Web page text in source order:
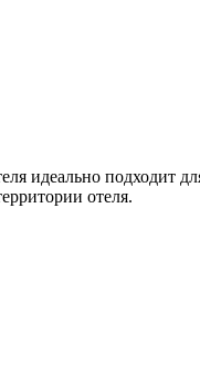
идеально подходит
отеля.